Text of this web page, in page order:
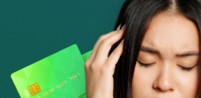
к вам, вне зависимости